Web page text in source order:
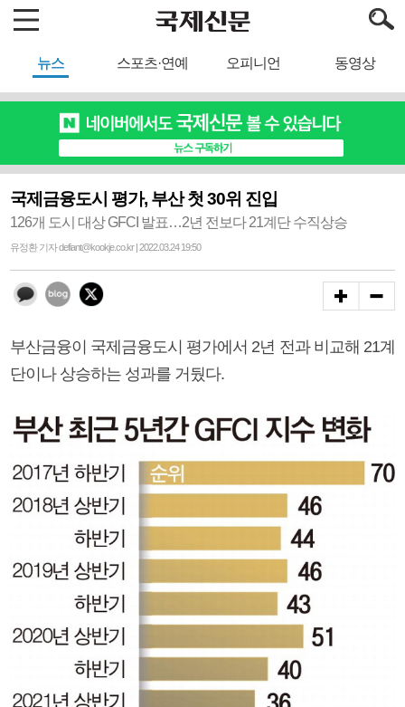
뉴스 스포츠·연예 오피니언 동영상
국제금융도시 평가, 부산 첫 30위 진입
126개 도시 대상 GFCI 발표…2년 전보다 21계단 수직상승
유정환 기자 defiant@kookje.co.kr | 2022.03.24 19:50
부산금융이 국제금융도시 평가에서 2년 전과 비교해 21계
단이나 상승하는 성과를 거뒀다.